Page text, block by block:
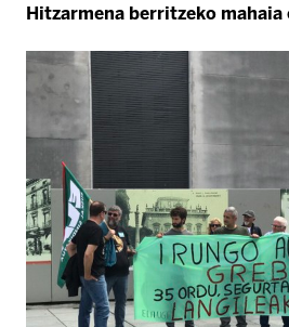
Hitzarmena berritzeko mahaia